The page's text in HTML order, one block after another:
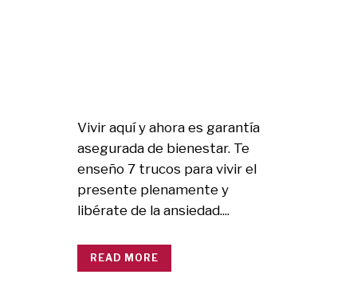
Vivir aquí y ahora es garantía
asegurada de bienestar. Te
enseño 7 trucos para vivir el
presente plenamente y
libérate de la ansiedad....
READ MORE